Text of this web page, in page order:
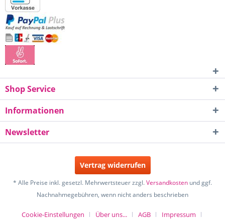
Shop Service
Informationen
Newsletter
Vertrag widerrufen
* Alle Preise inkl. gesetzl. Mehrwertsteuer zzgl.Versandkosten und ggf.
Nachnahmegebühren, wenn nicht anders beschrieben
Cookie-Einstellungen Über uns... AGB Impressum